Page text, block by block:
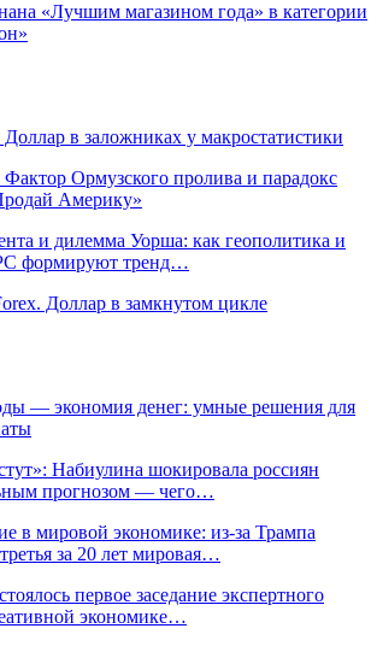
«Лучшим магазином года» в категории
в заложниках у макростатистики
Ормузского пролива и парадокс
Америку»
и дилемма Уорша: как геополитика и
формируют тренд…
Доллар в замкнутом цикле
— экономия денег: умные решения для
Набиулина шокировала россиян
прогнозом — чего…
в мировой экономике: из-за Трампа
за 20 лет мировая…
первое заседание экспертного
экономике…